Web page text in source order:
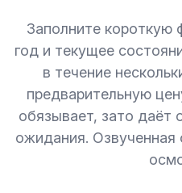
Заполните короткую
год и текущее
в течение
предварительную
обязывает, зато даёт
ожидания. Озвученная